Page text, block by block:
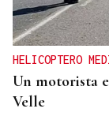
HELICOPTERO
Un motorista
Velle